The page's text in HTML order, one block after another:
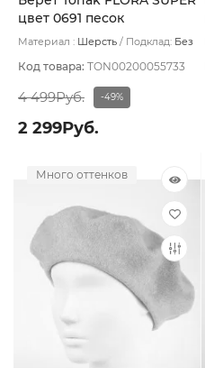
цвет 0691 песок
Материал : Шерсть Подклад: Без
Код товара: TON00200055733
4 499Руб. -49%
2 299Руб.
Много оттенков